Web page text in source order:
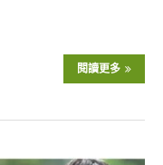
閱讀更多